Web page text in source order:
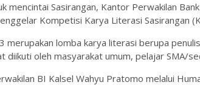
mencintai Sasirangan, Kantor Perwakilan
Kompetisi Karya Literasi Sasirangan
merupakan lomba karya literasi berupa
diikuti oleh masyarakat umum, pelajar SMA/
BI Kalsel Wahyu Pratomo melalui